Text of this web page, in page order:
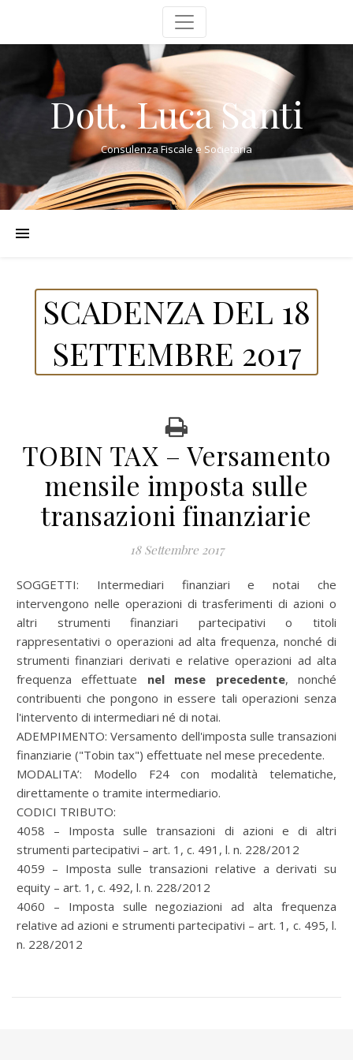
Dott. Luca Santi
Consulenza Fiscale e Societaria
SCADENZA DEL 18
SETTEMBRE 2017
TOBIN TAX – Versamento
mensile imposta sulle
transazioni finanziarie
18 Settembre 2017
SOGGETTI: Intermediari finanziari e notai che
intervengono nelle operazioni di trasferimenti di azioni o
altri strumenti finanziari partecipativi o titoli
rappresentativi o operazioni ad alta frequenza, nonché di
strumenti finanziari derivati e relative operazioni ad alta
frequenza effettuate nel mese precedente, nonché
contribuenti che pongono in essere tali operazioni senza
l'intervento di intermediari né di notai.
ADEMPIMENTO: Versamento dell'imposta sulle transazioni
finanziarie ("Tobin tax") effettuate nel mese precedente.
MODALITA’: Modello F24 con modalità telematiche,
direttamente o tramite intermediario.
CODICI TRIBUTO:
4058 – Imposta sulle transazioni di azioni e di altri
strumenti partecipativi – art. 1, c. 491, l. n. 228/2012
4059 – Imposta sulle transazioni relative a derivati su
equity – art. 1, c. 492, l. n. 228/2012
4060 – Imposta sulle negoziazioni ad alta frequenza
relative ad azioni e strumenti partecipativi – art. 1, c. 495, l.
n. 228/2012